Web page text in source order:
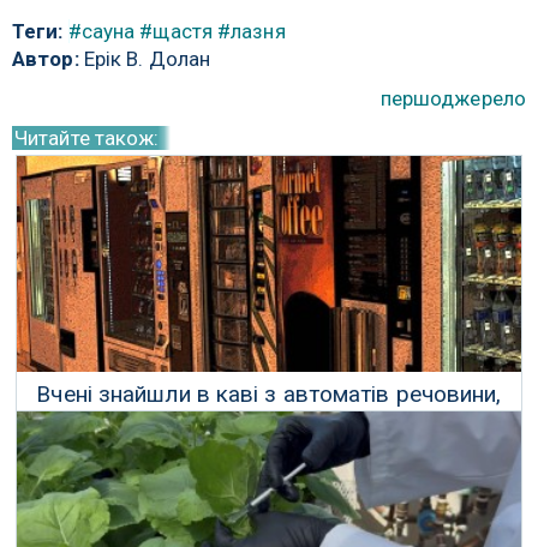
Теги: #сауна #щастя #лазня
Автор:Ерік В. Долан
першоджерело
Читайте також:
Вчені знайшли в каві з автоматів речовини,
що підвищують рівень холестерину
28 Березня 2025 р.